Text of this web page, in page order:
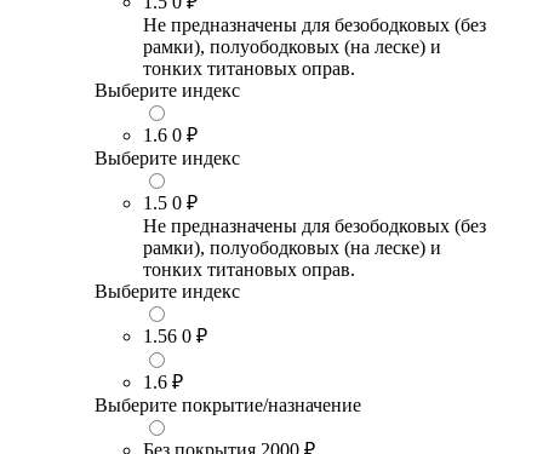
Не предназначены для безободковых (без
рамки), полуободковых (на леске) и
тонких титановых оправ.
Выберите индекс
1.6 0 ₽
Выберите индекс
1.5 0 ₽
Не предназначены для безободковых (без
рамки), полуободковых (на леске) и
тонких титановых оправ.
Выберите индекс
1.56 0 ₽
1.6 ₽
Выберите покрытие/назначение
Без покрытия 2000 ₽